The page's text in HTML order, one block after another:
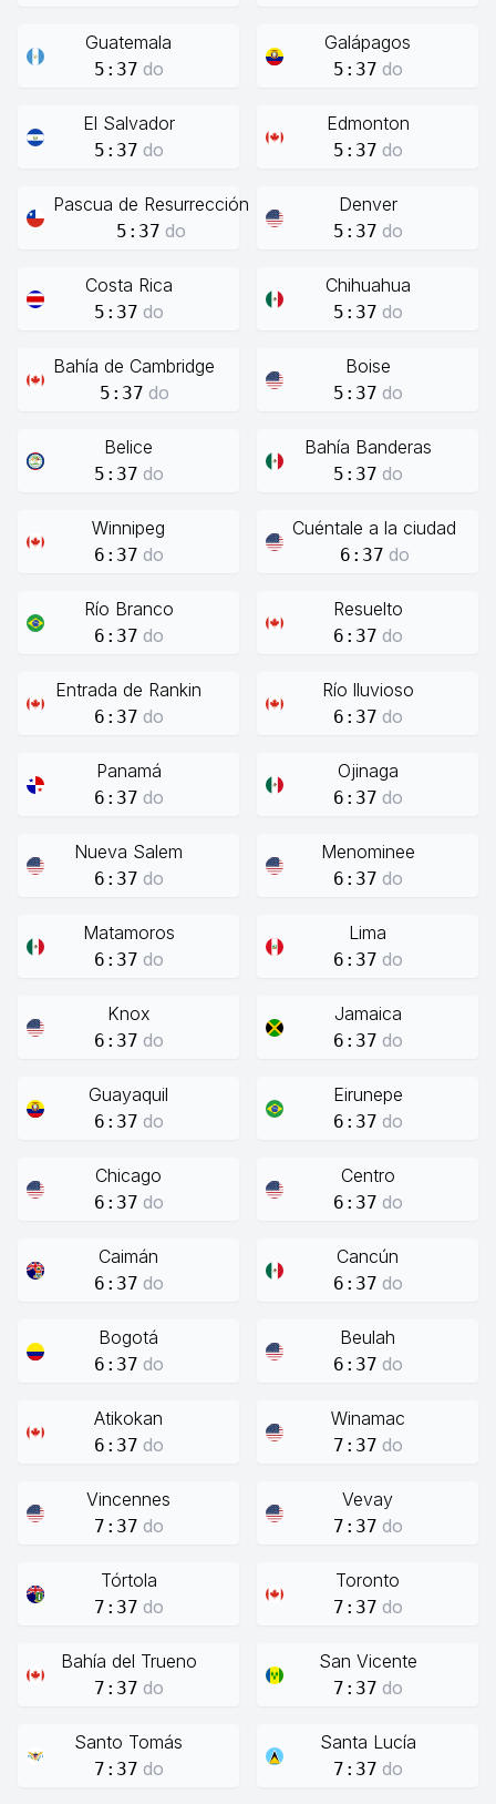
Guatemala
5:37 do
Galápagos
5:37 do
El Salvador
5:37 do
Edmonton
5:37 do
Pascua de Resurrección
5:37 do
Denver
5:37 do
Costa Rica
5:37 do
Chihuahua
5:37 do
Bahía de Cambridge
5:37 do
Boise
5:37 do
Belice
5:37 do
Bahía Banderas
5:37 do
Winnipeg
6:37 do
Cuéntale a la ciudad
6:37 do
Río Branco
6:37 do
Resuelto
6:37 do
Entrada de Rankin
6:37 do
Río lluvioso
6:37 do
Panamá
6:37 do
Ojinaga
6:37 do
Nueva Salem
6:37 do
Menominee
6:37 do
Matamoros
6:37 do
Lima
6:37 do
Knox
6:37 do
Jamaica
6:37 do
Guayaquil
6:37 do
Eirunepe
6:37 do
Chicago
6:37 do
Centro
6:37 do
Caimán
6:37 do
Cancún
6:37 do
Bogotá
6:37 do
Beulah
6:37 do
Atikokan
6:37 do
Winamac
7:37 do
Vincennes
7:37 do
Vevay
7:37 do
Tórtola
7:37 do
Toronto
7:37 do
Bahía del Trueno
7:37 do
San Vicente
7:37 do
Santo Tomás
7:37 do
Santa Lucía
7:37 do